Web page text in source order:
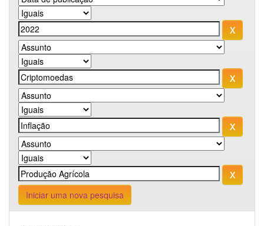
Iniciar uma nova pesquisa